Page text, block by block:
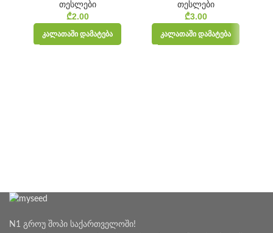
თესლები
₾2.00
ᲙᲐᲚᲐᲗᲐᲨᲘ ᲓᲐᲛᲐᲢᲔᲑᲐ
თესლები
₾3.00
ᲙᲐᲚᲐᲗᲐᲨᲘ ᲓᲐᲛᲐᲢᲔᲑᲐ
N1 გროუ შოპი საქართველოში!